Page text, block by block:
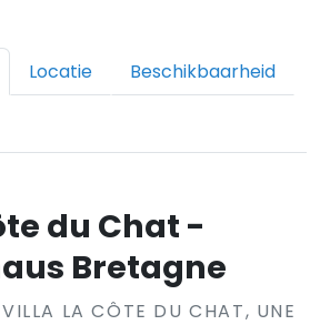
Locatie Beschikbaarheid
du Chat -
Bretagne
LA CÔTE DU CHAT, UNE